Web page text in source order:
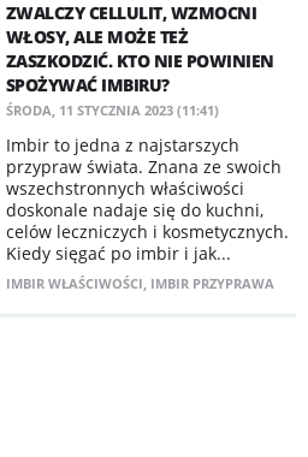
ZWALCZY CELLULIT, WZMOCNI
WŁOSY, ALE MOŻE TEŻ
ZASZKODZIĆ. KTO NIE POWINIEN
SPOŻYWAĆ IMBIRU?
ŚRODA, 11 STYCZNIA 2023 (11:41)
Imbir to jedna z najstarszych
przypraw świata. Znana ze swoich
wszechstronnych właściwości
doskonale nadaje się do kuchni,
celów leczniczych i kosmetycznych.
Kiedy sięgać po imbir i jak...
IMBIR WŁAŚCIWOŚCI, IMBIR PRZYPRAWA